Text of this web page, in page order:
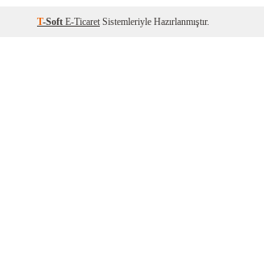
T-Soft E-Ticaret Sistemleriyle Hazırlanmıştır.